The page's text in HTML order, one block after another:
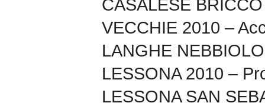
CASALESE
VECCHIE 2010 –
LANGHE
LESSONA 2010 –
LESSONA SAN